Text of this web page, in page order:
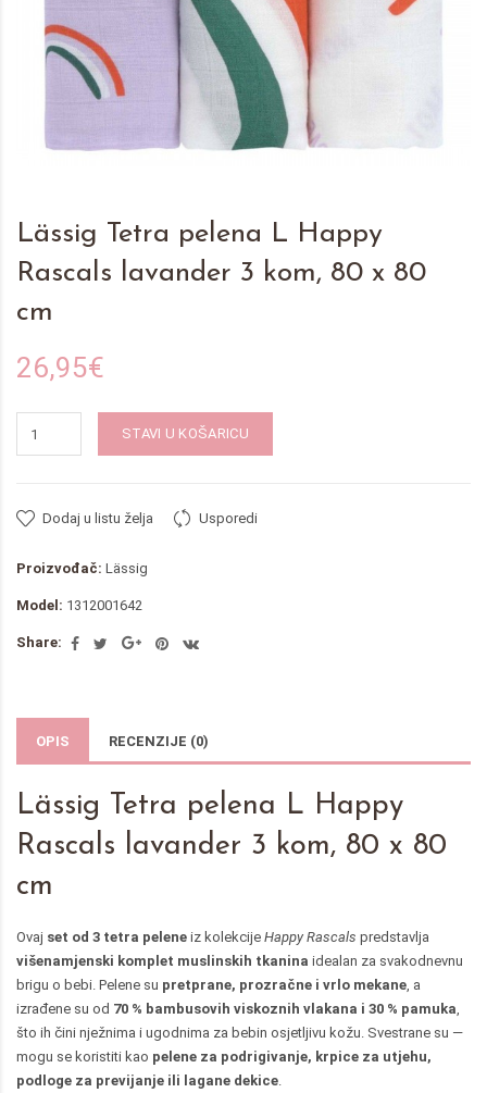
Lässig Tetra pelena L Happy
Rascals lavander 3 kom, 80 x 80
cm
26,95€
STAVI U KOŠARICU
Dodaj u listu želja Usporedi
Proizvođač: Lässig
Model: 1312001642
Share:
OPIS RECENZIJE (0)
Lässig Tetra pelena L Happy
Rascals lavander 3 kom, 80 x 80
cm
Ovaj set od 3 tetra pelene iz kolekcije Happy Rascals predstavlja
višenamjenski komplet muslinskih tkanina idealan za svakodnevnu
brigu o bebi. Pelene su pretprane, prozračne i vrlo mekane , a
izrađene su od 70 % bambusovih viskoznih vlakana i 30 % pamuka
što ih čini nježnima i ugodnima za bebin osjetljivu kožu. Svestrane su —
mogu se koristiti kao pelene za podrigivanje, krpice za utjehu,
podloge za previjanje ili lagane dekice